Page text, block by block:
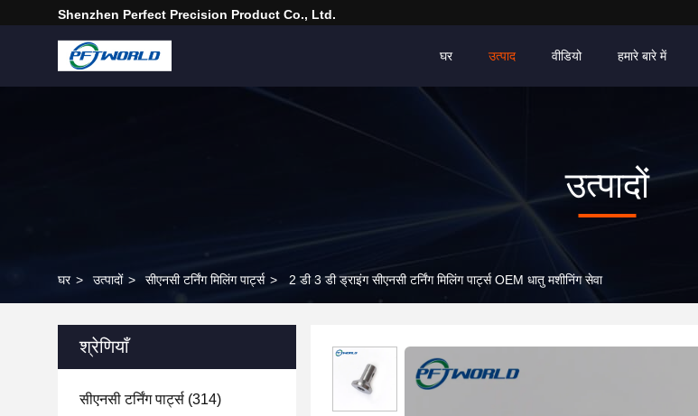
Shenzhen Perfect Precision Product Co., Ltd.
घर उत्पाद वीडियो हमारे बारे में
उत्पादों
घर > उत्पादों > सीएनसी टर्निंग मिलिंग पार्ट्स > 2 डी 3 डी ड्राइंग सीएनसी टर्निंग मिलिंग पार्ट्स OEM धातु मशीनिंग सेवा
श्रेणियाँ
सीएनसी टर्निंग पार्ट्स (314)